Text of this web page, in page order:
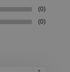
(0)
(0)